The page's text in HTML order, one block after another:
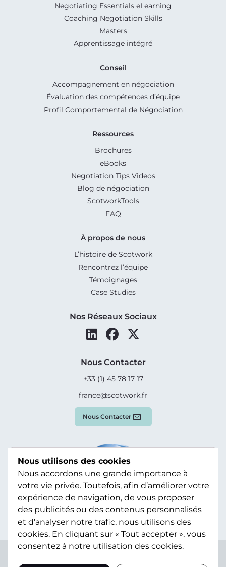
Negotiating Essentials eLearning
Coaching Negotiation Skills
Masters
Apprentissage intégré
Conseil
Accompagnement en négociation
Évaluation des compétences d’équipe
Profil Comportemental de Négociation
Ressources
Brochures
eBooks
Negotiation Tips Videos
Blog de négociation
ScotworkTools
FAQ
À propos de nous
L’histoire de Scotwork
Rencontrez l’équipe
Témoignages
Case Studies
Nos Réseaux Sociaux
Nous Contacter
+33 (1) 45 78 17 17
france@scotwork.fr
Nous Contacter
Statement
Sitemap
Nous utilisons des cookies
Nous accordons une grande importance à
votre vie privée. Toutefois, afin d’améliorer votre
expérience de navigation, de vous proposer
des publicités ou des contenus personnalisés
et d’analyser notre trafic, nous utilisons des
cookies. En cliquant sur « Tout accepter », vous
consentez à notre utilisation des cookies.